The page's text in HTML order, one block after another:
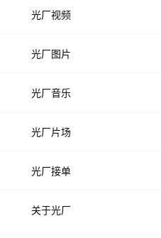
光厂视频
上传视频
光厂图片
上传图片
光厂音乐
热门音乐
光厂片场
上传案例
光厂接单
上架服务
关于光厂